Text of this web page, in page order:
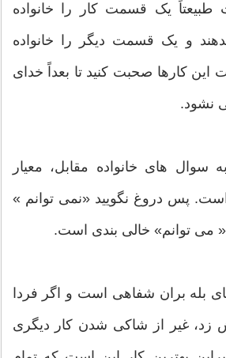
یک قسمت کار را خانواده
و یک قسمت دیگر را خانواده
این کارها صحبت کنید تا بعداً خدای
نشود.
سوال های خانواده مقابل، معیار
پس دروغ نگویید «نمی توانم »
می توانم» خالی بندی است.
بله بران شفاهی است و اگر فردا
غیر از شاکی شدن کار دیگری